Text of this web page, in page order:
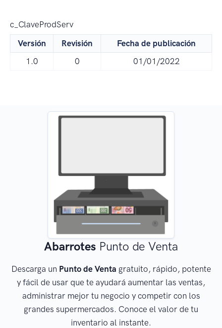
c_ClaveProdServ
Versión
Revisión
Fecha de publicación
1.0
0 01/01/2022
Abarrotes Punto de Venta
Descarga un Punto de Venta gratuito, rápido, potente
y fácil de usar que te ayudará aumentar las ventas,
administrar mejor tu negocio y competir con los
grandes supermercados. Conoce el valor de tu
inventario al instante.